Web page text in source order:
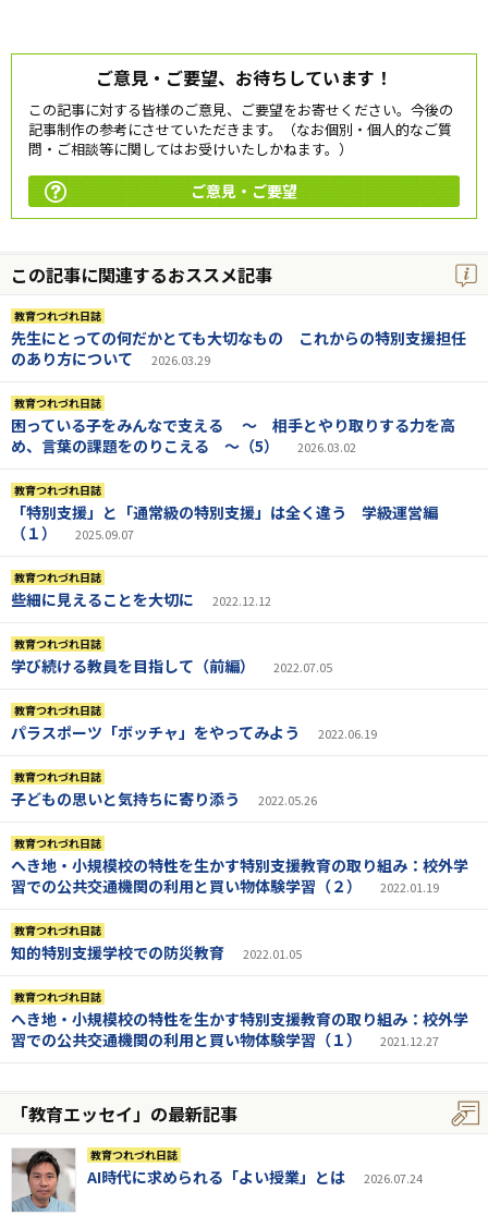
ご意見・ご要望、お待ちしています！
この記事に対する皆様のご意見、ご要望をお寄せください。今後の
記事制作の参考にさせていただきます。（なお個別・個人的なご質
問・ご相談等に関してはお受けいたしかねます。）
ご意見・ご要望
この記事に関連するおススメ記事
教育つれづれ日誌
先生にとっての何だかとても大切なもの これからの特別支援担任
のあり方について
2026.03.29
教育つれづれ日誌
困っている子をみんなで支える ～ 相手とやり取りする力を高
め、言葉の課題をのりこえる ～（5）
2026.03.02
教育つれづれ日誌
「特別支援」と「通常級の特別支援」は全く違う 学級運営編
（１）
2025.09.07
教育つれづれ日誌
些細に見えることを大切に 2022.12.12
教育つれづれ日誌
学び続ける教員を目指して（前編） 2022.07.05
教育つれづれ日誌
パラスポーツ「ボッチャ」をやってみよう 2022.06.19
教育つれづれ日誌
子どもの思いと気持ちに寄り添う 2022.05.26
教育つれづれ日誌
へき地・小規模校の特性を生かす特別支援教育の取り組み：校外学
習での公共交通機関の利用と買い物体験学習（２）
2022.01.19
教育つれづれ日誌
知的特別支援学校での防災教育 2022.01.05
教育つれづれ日誌
へき地・小規模校の特性を生かす特別支援教育の取り組み：校外学
習での公共交通機関の利用と買い物体験学習（１）
2021.12.27
「教育エッセイ」の最新記事
教育つれづれ日誌
AI時代に求められる「よい授業」とは 2026.07.24